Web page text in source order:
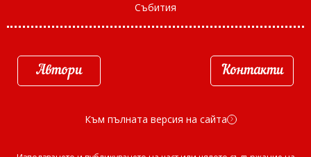
Събития
Автори Контакти
Към пълната версия на сайта d